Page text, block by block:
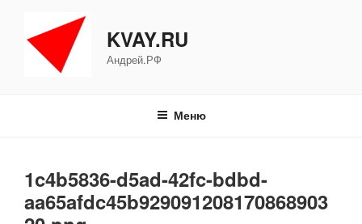
содержимому
KVAY.RU
Андрей.РФ
Меню
1c4b5836-d5ad-42fc-bdbd-
aa65afdc45b929091208170868903